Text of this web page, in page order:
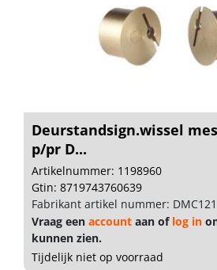
Deurstandsign.wissel
p/pr D...
Artikelnummer: 1198960
Gtin: 8719743760639
Fabrikant artikel nummer: DMC121
Vraag een account aan of log in
kunnen zien.
Tijdelijk niet op voorraad